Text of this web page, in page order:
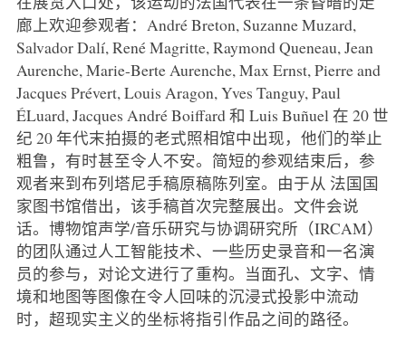
廊上欢迎参观者：André Breton, Suzanne Muzard,
Salvador Dalí, René Magritte, Raymond Queneau, Jean
Aurenche, Marie-Berte Aurenche, Max Ernst, Pierre and
Jacques Prévert, Louis Aragon, Yves Tanguy, Paul
ÉLuard, Jacques André Boiffard 和 Luis Buñuel 在 20 世
纪 20 年代末拍摄的老式照相馆中出现，他们的举止
粗鲁，有时甚至令人不安。简短的参观结束后，参
观者来到布列塔尼手稿原稿陈列室。由于从 法国国
家图书馆借出，该手稿首次完整展出。文件会说
话。博物馆声学/音乐研究与协调研究所（IRCAM）
的团队通过人工智能技术、一些历史录音和一名演
员的参与，对论文进行了重构。当面孔、文字、情
境和地图等图像在令人回味的沉浸式投影中流动
时，超现实主义的坐标将指引作品之间的路径。